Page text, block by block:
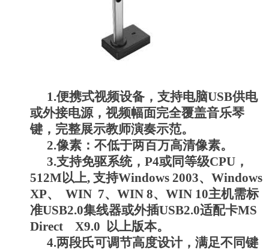
1.便携式视频设备，支持电脑USB供电
或外接电源，视频幅面完全覆盖音乐琴
键，完整展示教师演奏示范。
2.像素：不低于两百万高清像素。
3.支持免驱系统，P4或同等级CPU，
512M以上, 支持Windows 2003、Windows
XP、 WIN 7、WIN 8、WIN 10主机需标
准USB2.0集线器或外插USB2.0适配卡MS
Direct X9.0 以上版本。
4.两段氏可调节高度设计，满足不同键